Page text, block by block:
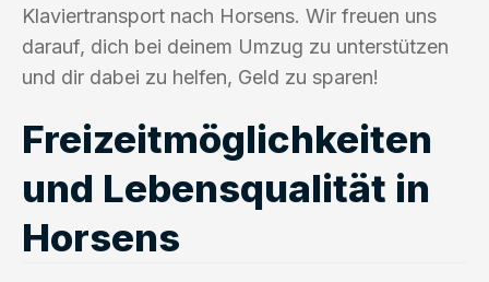
Klaviertransport nach Horsens. Wir freuen uns
darauf, dich bei deinem Umzug zu unterstützen
und dir dabei zu helfen, Geld zu sparen!
Freizeitmöglichkeiten
und Lebensqualität in
Horsens